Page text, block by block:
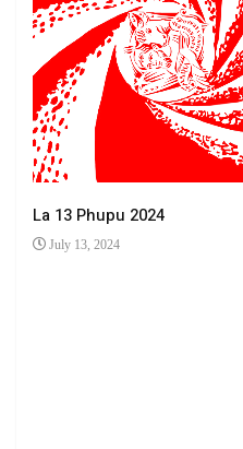
La 13 Phupu 2024
July 13, 2024